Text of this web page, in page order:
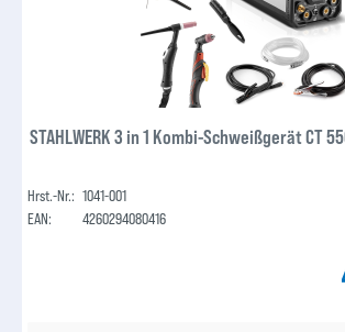
STAHLWERK 3 in 1 Kombi-Schweißgerät CT
Hrst.-Nr.: 1041-001
EAN:
4260294080416